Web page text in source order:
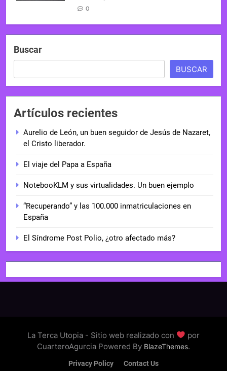
0
Buscar
BUSCAR
Artículos recientes
Aurelio de León, un buen seguidor de Jesús de Nazaret,
el Cristo liberador.
El viaje del Papa a España
NotebooKLM y sus virtualidades. Un buen ejemplo
“Recuperando” y las 100.000 inmatriculaciones en
España
El Síndrome Post Polio, ¿otro afectado más?
La Terca Utopia - Sitio web realizado con
por
CuarteroAgurcia Powered By BlazeThemes.
Privacy Policy Contact Us